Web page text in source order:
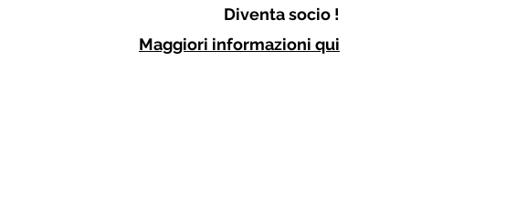
Diventa socio !
Maggiori informazioni qui